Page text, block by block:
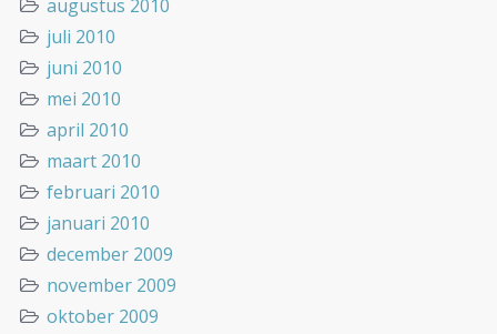
augustus 2010
juli 2010
juni 2010
mei 2010
april 2010
maart 2010
februari 2010
januari 2010
december 2009
november 2009
oktober 2009